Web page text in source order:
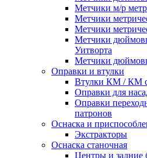
Метчики м/р
Метчики
Метчики
Метчики
Уитворта
Метчики
Оправки и втулки
Втулки КМ / КМ с
Оправки для
Оправки
патронов
Оснаска и
Экстракторы
Оснаска станочная
Центры и задние